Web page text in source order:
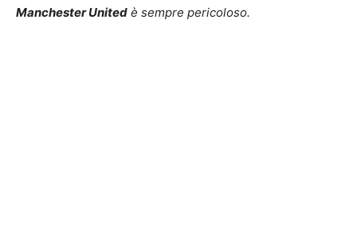
Manchester United è sempre pericoloso.